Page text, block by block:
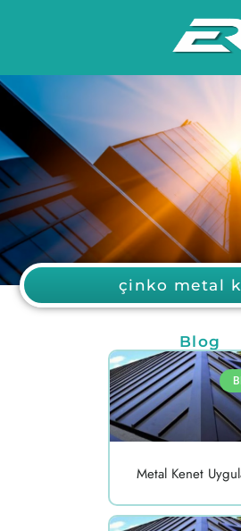
çinko metal
Blog
Metal Kenet